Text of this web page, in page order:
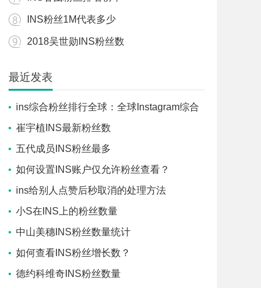
INS粉丝1M代表多少
2018吴世勋INS粉丝数
最近发表
ins综合粉丝排行全球：全球Instagram综合
粉丝数量排行
崔宇植INS最新粉丝数
五代成员INS粉丝最多
如何设置INS账户仅允许粉丝查看？
ins给别人点赞后秒取消的处理方法
小S在INS上的粉丝数量
中山美穗INS粉丝数量统计
如何查看INS粉丝增长数？
德约科维奇INS粉丝数量